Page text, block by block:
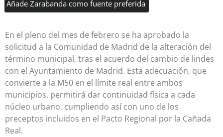
Añade Zarabanda como fuente preferida
En el pleno del mes de febrero se ha aprobado la
solicitud a la Comunidad de Madrid de la alteración del
término municipal, tras el acuerdo del cambio de lindes
con el Ayuntamiento de Madrid. Esta adecuación, que
convierte a la M50 en el límite real entre ambos
municipios, permitirá dar continuidad física a cada
núcleo urbano, cumpliendo así con uno de los
preceptos incluidos en el Pacto Regional por la Cañada
Real.